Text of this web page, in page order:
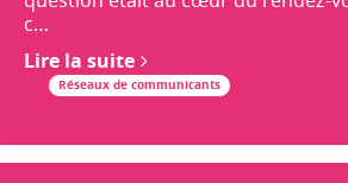
c…
Lire la suite
Réseaux de communicants